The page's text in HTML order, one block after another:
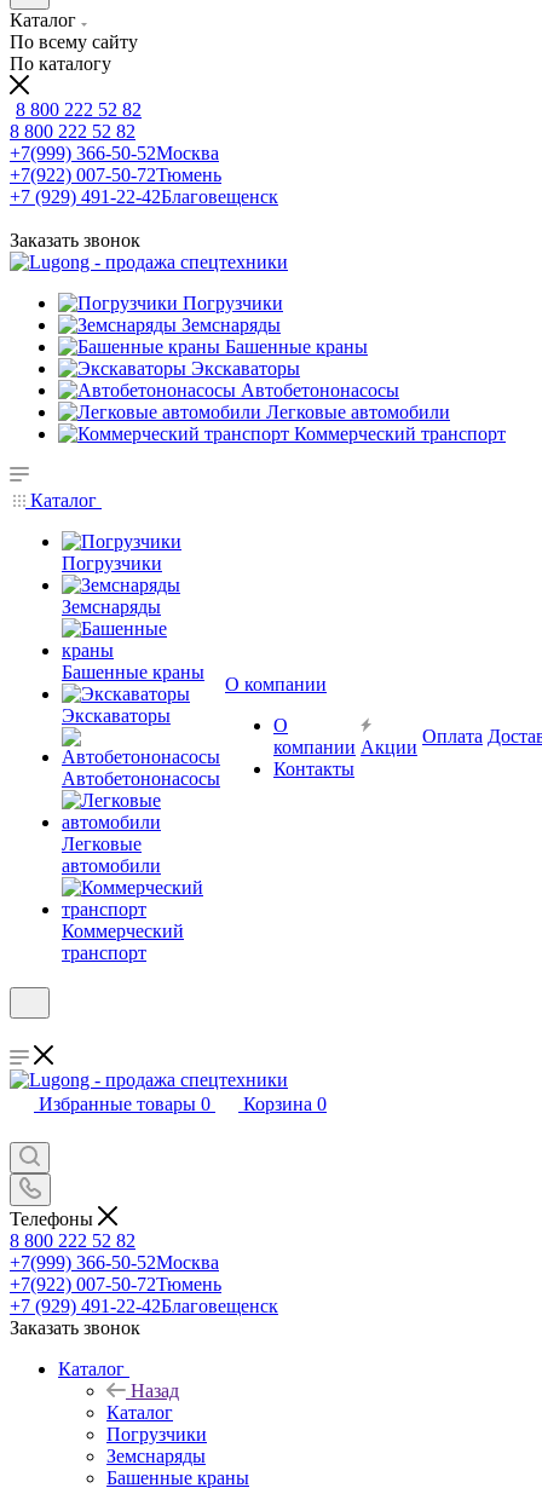
Каталог
По всему сайту
По каталогу
8 800 222 52 82
8 800 222 52 82
+7(999) 366-50-52Москва
+7(922) 007-50-72Тюмень
+7 (929) 491-22-42Благовещенск
Заказать звонок
Погрузчики
Земснаряды
Башенные краны
Экскаваторы
Автобетононасосы
Легковые автомобили
Коммерческий транспорт
Каталог
Погрузчики
Земснаряды
Башенные краны
Экскаваторы
Автобетононасосы
Легковые
автомобили
Коммерческий
транспорт
О компании
О
компании
Контакты
Акции
Оплата
Избранные товары 0 Корзина 0
Телефоны
8 800 222 52 82
+7(999) 366-50-52Москва
+7(922) 007-50-72Тюмень
+7 (929) 491-22-42Благовещенск
Заказать звонок
Каталог
Назад
Каталог
Погрузчики
Земснаряды
Башенные краны